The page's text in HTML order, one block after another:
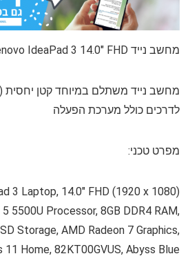
מחשב נייד Lenovo IdeaPad 3 14.0" FHD
לדרכים כולל מערכת הפעלה
מפרט טכני:
3 Laptop, 14.0" FHD (1920 x 1080)
5500U Processor, 8GB DDR4 RAM,
Storage, AMD Radeon 7 Graphics,
11 Home, 82KT00GVUS, Abyss Blue